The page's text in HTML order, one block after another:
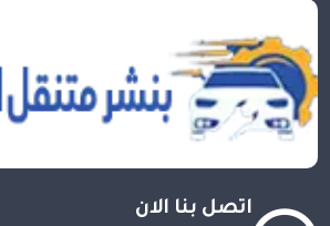
اتصل بنا الان